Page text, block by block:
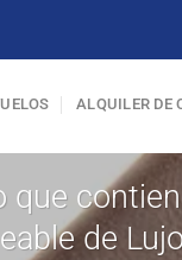
ALQUILER DE
de